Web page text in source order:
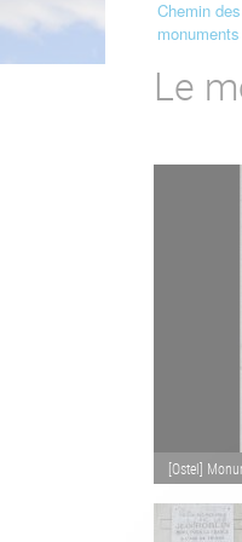
Fil
Chemin
Le
[Ostel]